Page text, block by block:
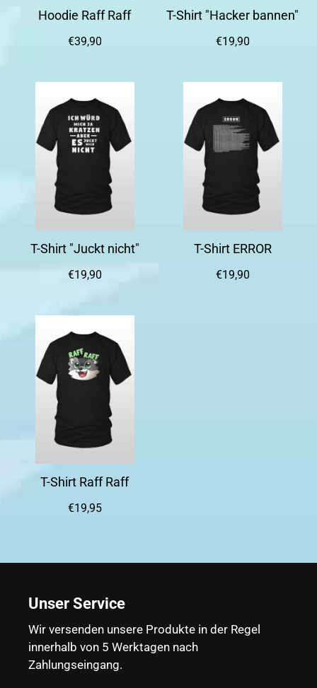
Hoodie Raff Raff
€39,90
T-Shirt "Hacker bannen"
€19,90
T-Shirt "Juckt nicht"
€19,90
T-Shirt ERROR
€19,90
T-Shirt Raff Raff
€19,95
Unser Service
Wir versenden unsere Produkte in der Regel
innerhalb von 5 Werktagen nach
Zahlungseingang.